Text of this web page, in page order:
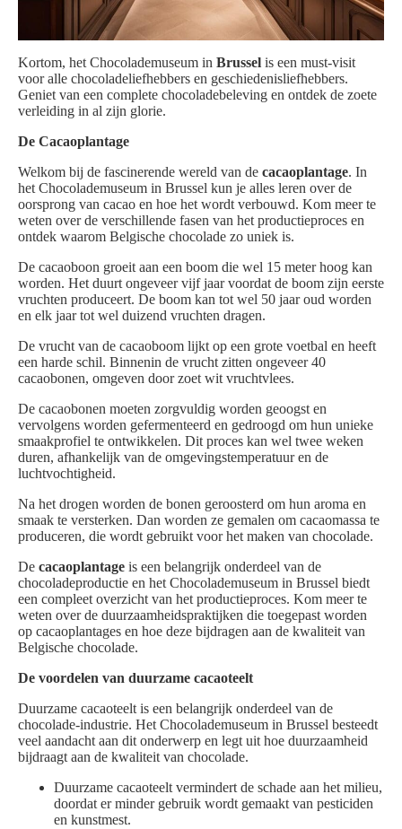
Kortom, het Chocolademuseum in Brussel is een must-visit
voor alle chocoladeliefhebbers en geschiedenisliefhebbers.
Geniet van een complete chocoladebeleving en ontdek de zoete
verleiding in al zijn glorie.
De Cacaoplantage
Welkom bij de fascinerende wereld van de cacaoplantage. In
het Chocolademuseum in Brussel kun je alles leren over de
oorsprong van cacao en hoe het wordt verbouwd. Kom meer te
weten over de verschillende fasen van het productieproces en
ontdek waarom Belgische chocolade zo uniek is.
De cacaoboon groeit aan een boom die wel 15 meter hoog kan
worden. Het duurt ongeveer vijf jaar voordat de boom zijn eerste
vruchten produceert. De boom kan tot wel 50 jaar oud worden
en elk jaar tot wel duizend vruchten dragen.
De vrucht van de cacaoboom lijkt op een grote voetbal en heeft
een harde schil. Binnenin de vrucht zitten ongeveer 40
cacaobonen, omgeven door zoet wit vruchtvlees.
De cacaobonen moeten zorgvuldig worden geoogst en
vervolgens worden gefermenteerd en gedroogd om hun unieke
smaakprofiel te ontwikkelen. Dit proces kan wel twee weken
duren, afhankelijk van de omgevingstemperatuur en de
luchtvochtigheid.
Na het drogen worden de bonen geroosterd om hun aroma en
smaak te versterken. Dan worden ze gemalen om cacaomassa te
produceren, die wordt gebruikt voor het maken van chocolade.
De cacaoplantage is een belangrijk onderdeel van de
chocoladeproductie en het Chocolademuseum in Brussel biedt
een compleet overzicht van het productieproces. Kom meer te
weten over de duurzaamheidspraktijken die toegepast worden
op cacaoplantages en hoe deze bijdragen aan de kwaliteit van
Belgische chocolade.
De voordelen van duurzame cacaoteelt
Duurzame cacaoteelt is een belangrijk onderdeel van de
chocolade-industrie. Het Chocolademuseum in Brussel besteedt
veel aandacht aan dit onderwerp en legt uit hoe duurzaamheid
bijdraagt aan de kwaliteit van chocolade.
Duurzame cacaoteelt vermindert de schade aan het milieu,
doordat er minder gebruik wordt gemaakt van pesticiden
en kunstmest.